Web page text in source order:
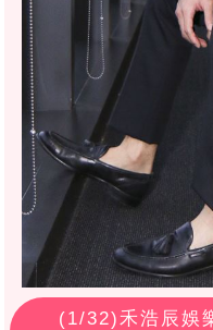
(1/32)禾浩辰娛